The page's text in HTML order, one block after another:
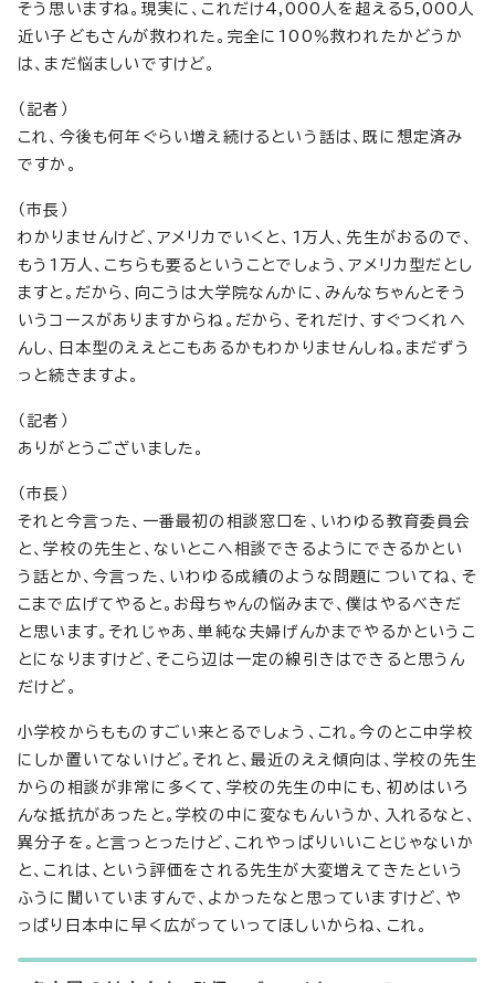
そう思いますね。現実に、これだけ4,000人を超える5,000人
近い子どもさんが救われた。完全に100％救われたかどうか
は、まだ悩ましいですけど。
（記者）
これ、今後も何年ぐらい増え続けるという話は、既に想定済み
ですか。
（市長）
わかりませんけど、アメリカでいくと、1万人、先生がおるので、
もう1万人、こちらも要るということでしょう、アメリカ型だとし
ますと。だから、向こうは大学院なんかに、みんなちゃんとそう
いうコースがありますからね。だから、それだけ、すぐつくれへ
んし、日本型のええとこもあるかもわかりませんしね。まだずう
っと続きますよ。
（記者）
ありがとうございました。
（市長）
それと今言った、一番最初の相談窓口を、いわゆる教育委員会
と、学校の先生と、ないとこへ相談できるようにできるかとい
う話とか、今言った、いわゆる成績のような問題についてね、そ
こまで広げてやると。お母ちゃんの悩みまで、僕はやるべきだ
と思います。それじゃあ、単純な夫婦げんかまでやるかというこ
とになりますけど、そこら辺は一定の線引きはできると思うん
だけど。
小学校からもものすごい来とるでしょう、これ。今のとこ中学校
にしか置いてないけど。それと、最近のええ傾向は、学校の先生
からの相談が非常に多くて、学校の先生の中にも、初めはいろ
んな抵抗があったと。学校の中に変なもんいうか、入れるなと、
異分子を。と言っとったけど、これやっぱりいいことじゃないか
と、これは、という評価をされる先生が大変増えてきたという
ふうに聞いていますんで、よかったなと思っていますけど、や
っぱり日本中に早く広がっていってほしいからね、これ。